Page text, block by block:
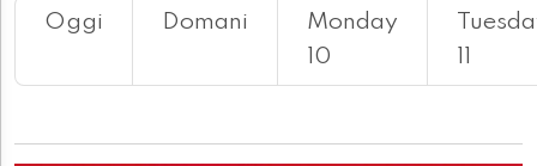
Oggi Domani
Monday
10
11